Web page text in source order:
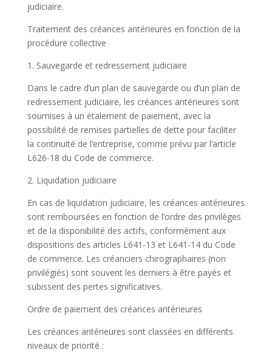
judiciaire.
Traitement des créances antérieures en fonction de la
procédure collective
1. Sauvegarde et redressement judiciaire
Dans le cadre d’un plan de sauvegarde ou d’un plan de
redressement judiciaire, les créances antérieures sont
soumises à un étalement de paiement, avec la
possibilité de remises partielles de dette pour faciliter
la continuité de l’entreprise, comme prévu par l’article
L626-18 du Code de commerce.
2. Liquidation judiciaire
En cas de liquidation judiciaire, les créances antérieures
sont remboursées en fonction de l’ordre des privilèges
et de la disponibilité des actifs, conformément aux
dispositions des articles L641-13 et L641-14 du Code
de commerce. Les créanciers chirographaires (non
privilégiés) sont souvent les derniers à être payés et
subissent des pertes significatives.
Ordre de paiement des créances antérieures
Les créances antérieures sont classées en différents
niveaux de priorité :